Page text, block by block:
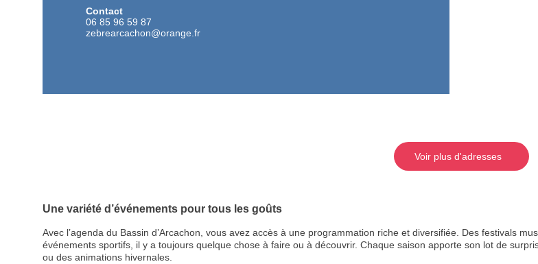
Contact
06 85 96 59 87
zebrearcachon@orange.fr
Voir plus d'adresses
Une variété d’événements pour tous les goûts
Avec l’agenda du Bassin d’Arcachon, vous avez accès à une programmation riche et diversifiée. Des festivals
événements sportifs, il y a toujours quelque chose à faire ou à découvrir. Chaque saison apporte son lot de
ou des animations hivernales.